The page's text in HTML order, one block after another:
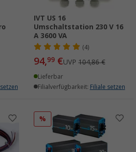
IVT US 16
Umschaltstation 230 V 16
A 3600 VA
(4)
94,99 €UVP 104,86 €
Lieferbar
Filialverfügbarkeit: Filiale setzen
%